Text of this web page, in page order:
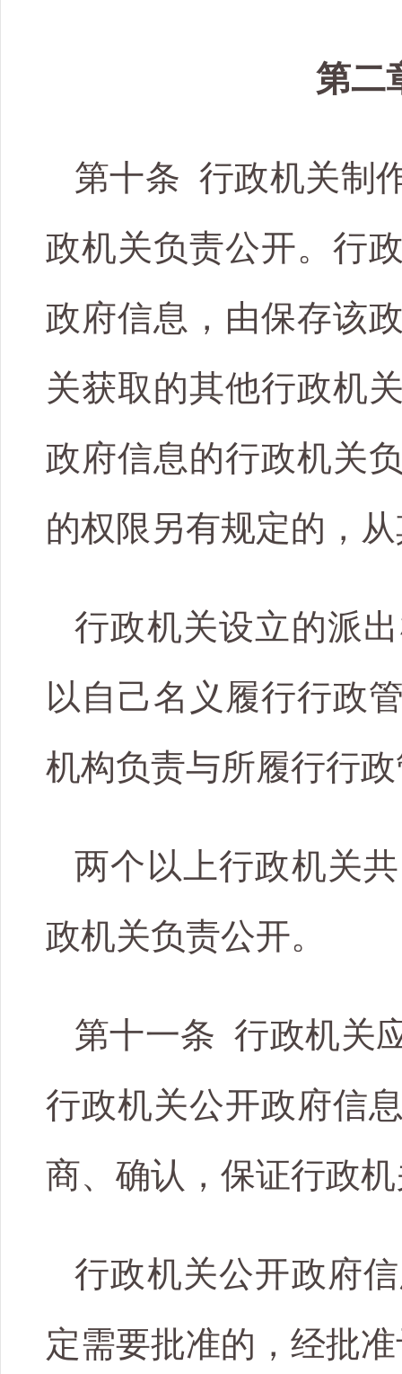
第二
第十条 行政机关制
政机关负责公开。行
政府信息，由保存该
关获取的其他行政机
政府信息的行政机关
的权限另有规定的，
行政机关设立的派
以自己名义履行行政
机构负责与所履行行
两个以上行政机关
政机关负责公开。
第十一条 行政机关
行政机关公开政府信
商、确认，保证行政
行政机关公开政府
定需要批准的，经批